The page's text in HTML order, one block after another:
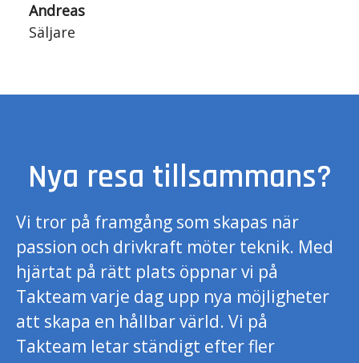
Andreas
Säljare
Nya resa tillsammans?
Vi tror på framgång som skapas när
passion och drivkraft möter teknik. Med
hjärtat på rätt plats öppnar vi på
Takteam varje dag upp nya möjligheter
att skapa en hållbar värld. Vi på
Takteam letar ständigt efter fler